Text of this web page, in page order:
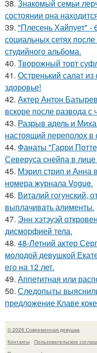
38. Знакомый семьи
состоянии она
39. "Плесень Хайпует" -
социальных сетях
студийного альбома.
40. Творожный торт
41. Остренький салат из
здоровье!
42. Актер Антон
вскоре после развода с
43. Разрыв адель и
настоящий переполох в
44. Фанаты "Гарри
Северуса снейпа в
45. Мэрил стрип и Анна
номера журнала Vogue.
46. Виталий гогунский,
выплачивать алименты.
47. Энн хэтэуэй
дисморфией тела.
48. 48-Летний актер
молодой девушкой
его на 12 лет.
49. Аппетитная или
50. Следопыты
предложение Клаве
© 2026 Современная девушка
Контакты
Пользовательское